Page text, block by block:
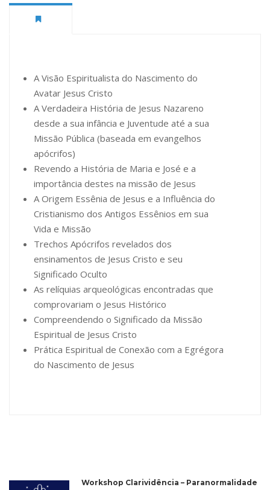
A Visão Espiritualista do Nascimento do
Avatar Jesus Cristo
A Verdadeira História de Jesus Nazareno
desde a sua infância e Juventude até a sua
Missão Pública (baseada em evangelhos
apócrifos)
Revendo a História de Maria e José e a
importância destes na missão de Jesus
A Origem Essênia de Jesus e a Influência do
Cristianismo dos Antigos Essênios em sua
Vida e Missão
Trechos Apócrifos revelados dos
ensinamentos de Jesus Cristo e seu
Significado Oculto
As relíquias arqueológicas encontradas que
comprovariam o Jesus Histórico
Compreendendo o Significado da Missão
Espiritual de Jesus Cristo
Prática Espiritual de Conexão com a Egrégora
do Nascimento de Jesus
Workshop Clarividência – Paranormalidade